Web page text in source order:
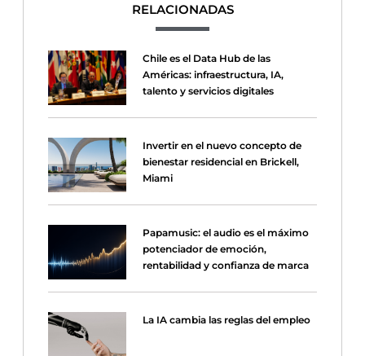
RELACIONADAS
Chile es el Data Hub de las
Américas: infraestructura, IA,
talento y servicios digitales
Invertir en el nuevo concepto de
bienestar residencial en Brickell,
Miami
Papamusic: el audio es el máximo
potenciador de emoción,
rentabilidad y confianza de marca
La IA cambia las reglas del empleo